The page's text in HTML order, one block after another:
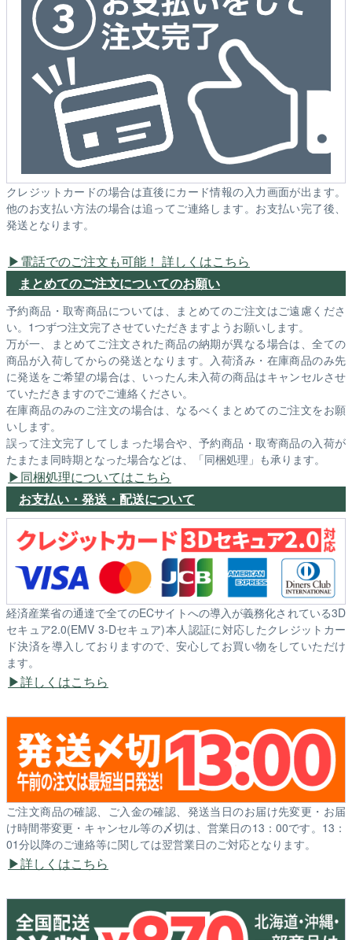
クレジットカードの場合は直後にカード情報の入力画面が出ます。
他のお支払い方法の場合は追ってご連絡します。お支払い完了後、
発送となります。
電話でのご注文も可能！ 詳しくはこちら
まとめてのご注文についてのお願い
予約商品・取寄商品については、まとめてのご注文はご遠慮くださ
い。1つずつ注文完了させていただきますようお願いします。
万が一、まとめてご注文された商品の納期が異なる場合は、全ての
商品が入荷してからの発送となります。入荷済み・在庫商品のみ先
に発送をご希望の場合は、いったん未入荷の商品はキャンセルさせ
ていただきますのでご連絡ください。
在庫商品のみのご注文の場合は、なるべくまとめてのご注文をお願
いします。
誤って注文完了してしまった場合や、予約商品・取寄商品の入荷が
たまたま同時期となった場合などは、「同梱処理」も承ります。
同梱処理についてはこちら
お支払い・発送・配送について
経済産業省の通達で全てのECサイトへの導入が義務化されている3D
セキュア2.0(EMV 3-Dセキュア)本人認証に対応したクレジットカー
ド決済を導入しておりますので、安心してお買い物をしていただけ
ます。
詳しくはこちら
ご注文商品の確認、ご入金の確認、発送当日のお届け先変更・お届
け時間帯変更・キャンセル等の〆切は、営業日の13：00です。13：
01分以降のご連絡等に関しては翌営業日のご対応となります。
詳しくはこちら